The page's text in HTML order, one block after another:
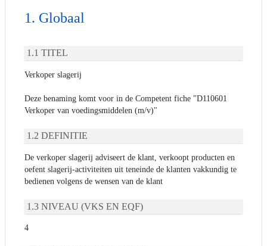
Globaal
TITEL
Verkoper slagerij
Deze benaming komt voor in de Competent fiche "D110601
Verkoper van voedingsmiddelen (m/v)"
DEFINITIE
De verkoper slagerij adviseert de klant, verkoopt producten en
oefent slagerij-activiteiten uit teneinde de klanten vakkundig te
bedienen volgens de wensen van de klant
NIVEAU (VKS EN EQF)
4